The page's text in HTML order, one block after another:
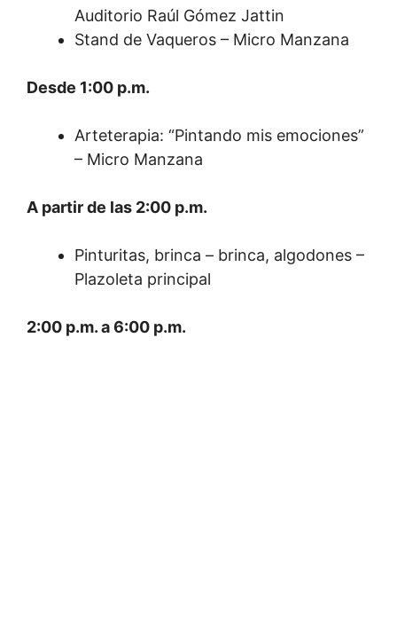
Auditorio Raúl Gómez Jattin
Stand de Vaqueros – Micro Manzana
Desde 1:00 p.m.
Arteterapia: “Pintando mis emociones”
– Micro Manzana
A partir de las 2:00 p.m.
Pinturitas, brinca – brinca, algodones –
Plazoleta principal
2:00 p.m. a 6:00 p.m.